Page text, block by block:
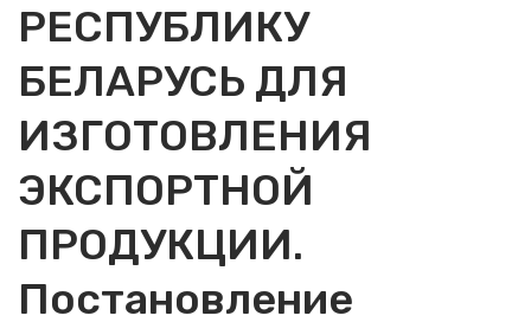
РЕСПУБЛИКУ
БЕЛАРУСЬ ДЛЯ
ИЗГОТОВЛЕНИЯ
ЭКСПОРТНОЙ
ПРОДУКЦИИ.
Постановление